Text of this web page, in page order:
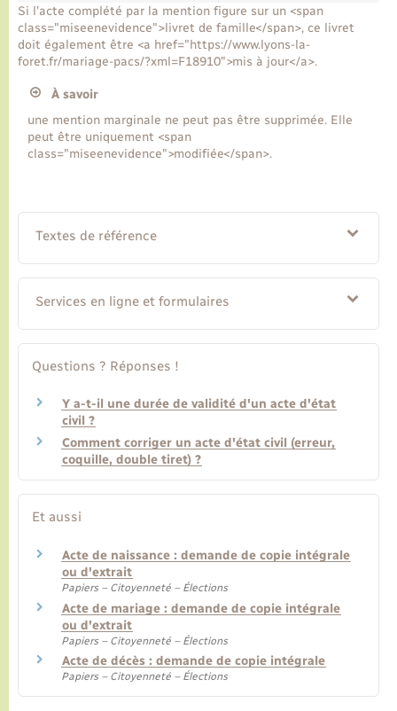
Si l'acte complété par la mention figure sur un <span
class="miseenevidence">livret de famille</span>, ce livret
doit également être <a href="https://www.lyons-la-
foret.fr/mariage-pacs/?xml=F18910">mis à jour</a>.
À savoir
une mention marginale ne peut pas être supprimée. Elle
peut être uniquement <span
class="miseenevidence">modifiée</span>.
Textes de référence
Services en ligne et formulaires
Questions ? Réponses !
Y a-t-il une durée de validité d'un acte d'état
civil ?
Comment corriger un acte d'état civil (erreur,
coquille, double tiret) ?
Et aussi
Acte de naissance : demande de copie intégrale
ou d'extrait
Papiers – Citoyenneté – Élections
Acte de mariage : demande de copie intégrale
ou d'extrait
Papiers – Citoyenneté – Élections
Acte de décès : demande de copie intégrale
Papiers – Citoyenneté – Élections